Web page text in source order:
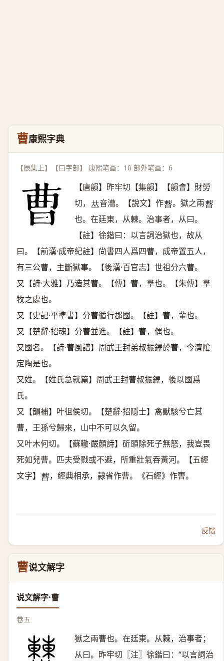
曹康熙字典
【辰集上】【曰字部】 康熙笔画：10 部外笔画：6
【唐韻】昨牢切【集韻】【韻會】財勞
切， 𠀤音漕。【說文】作𣍘 。獄之兩𣍘
也。在廷東，从㯥。治事者，从曰。
【註】徐鍇曰：以言詞治獄也，故从
曰。【前漢·成帝紀註】尙書四人爲四曹，成帝置五人，
有三公曹，主斷獄事。【後漢·百官志】世祖分六曹。
又【詩·大雅】乃造其曹。【傳】曹，羣也。【朱傳】羣
牧之處也。
又【史記·平準書】分曹循行郡國。【註】曹，輩也。
又【楚辭·招魂】分曹並進。【註】曹，偶也。
又國名。【詩·曹風譜】周武王封弟叔振鐸於曹，今濟隂
定陶是也。
又姓。【姓氏急就篇】周武王封曹叔振鐸，後以國爲
氏。
又【韻補】叶徂侯切。【楚辭·招隱士】禽獸駭兮亡其
曹，王孫兮歸來，山中不可以久留。
又叶木何切。【蘇轍·嚴顏詩】斫頭除死子無怒，我豈畏
死如兒曹。匹夫受戮或不避，所重壯氣吞黃河。【五經
文字】 𣍘 ，經典相承，隷省作曹。《石經》作曺。
反馈
曹说文解字
说文解字·曹
卷五
獄之兩曹也。在廷東。从㯥，治事者；
从曰。昨牢切〖注〗徐鍇曰：“以言詞治